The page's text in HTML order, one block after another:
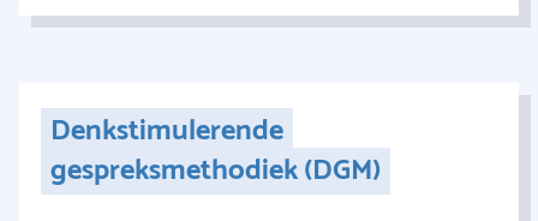
Denkstimulerende
gespreksmethodiek (DGM)